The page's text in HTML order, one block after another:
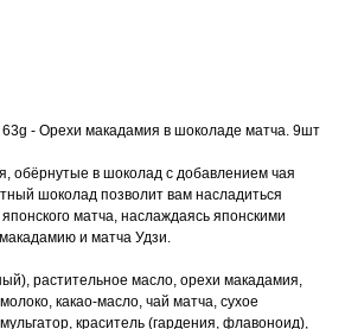
- Орехи макадамия в шоколаде матча. 9шт
обёрнутые в шоколад с добавлением чая
шоколад позволит вам насладиться
матча, наслаждаясь японскими
и матча Удзи.
растительное масло, орехи макадамия,
какао-масло, чай матча, сухое
краситель (гардения, флавоноид),